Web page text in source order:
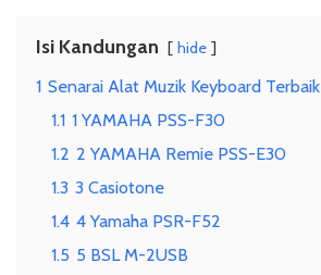
Isi Kandungan hide
1 Senarai Alat Muzik Keyboard Terbaik
1.1 1 YAMAHA PSS-F30
1.2 2 YAMAHA Remie PSS-E30
1.3 3 Casiotone
1.4 4 Yamaha PSR-F52
1.5 5 BSL M-2USB